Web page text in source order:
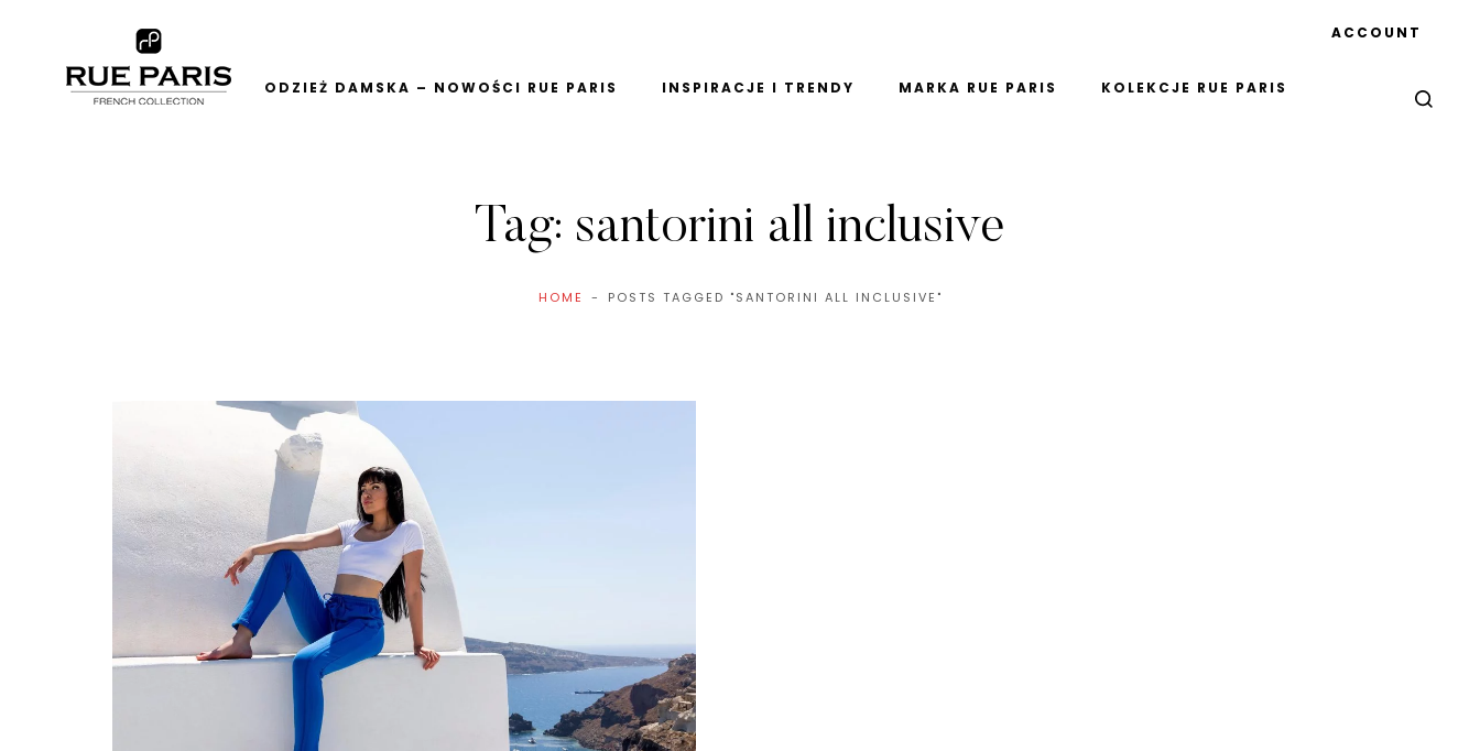
ODZIEŻ DAMSKA – NOWOŚCI RUE PARIS INSPIRACJE I TRENDY MARKA RUE PARIS KOLEKCJE RUE PARIS
ACCOUNT
Tag: santorini all inclusive
HOME POSTS TAGGED "SANTORINI ALL INCLUSIVE"